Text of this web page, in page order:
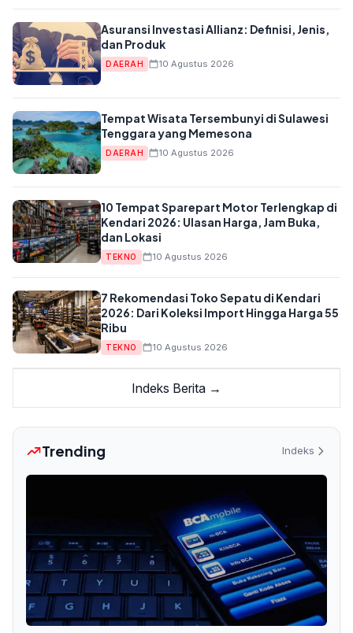
Asuransi Investasi Allianz: Definisi, Jenis,
dan Produk
DAERAH 10 Agustus 2026
Tempat Wisata Tersembunyi di Sulawesi
Tenggara yang Memesona
DAERAH 10 Agustus 2026
10 Tempat Sparepart Motor Terlengkap di
Kendari 2026: Ulasan Harga, Jam Buka,
dan Lokasi
TEKNO 10 Agustus 2026
7 Rekomendasi Toko Sepatu di Kendari
2026: Dari Koleksi Import Hingga Harga 55
Ribu
TEKNO 10 Agustus 2026
Indeks Berita →
Trending Indeks